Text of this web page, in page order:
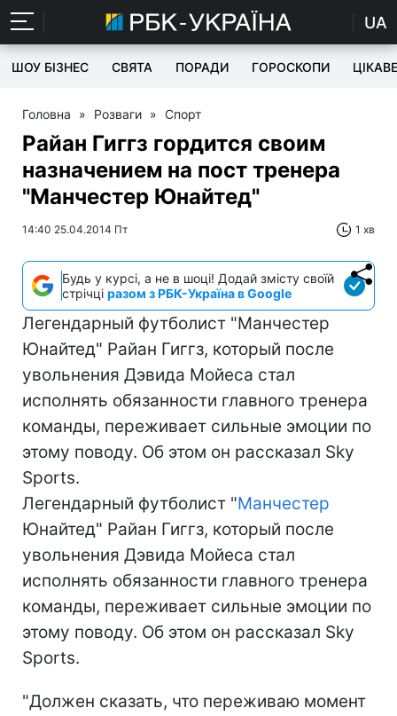
UA
ШОУ БІЗНЕС СВЯТА ПОРАДИ ГОРОСКОПИ ЦІКАВЕ
Головна » Розваги » Спорт
Райан Гиггз гордится своим
назначением на пост тренера
"Манчестер Юнайтед"
14:40 25.04.2014 Пт 1 хв
Будь у курсі, а не в шоці! Додай змісту своїй
стрічці разом з РБК-Україна в Google
Легендарный футболист "Манчестер
Юнайтед" Райан Гиггз, который после
увольнения Дэвида Мойеса стал
исполнять обязанности главного тренера
команды, переживает сильные эмоции по
этому поводу. Об этом он рассказал Sky
Sports.
Легендарный футболист "Манчестер
Юнайтед" Райан Гиггз, который после
увольнения Дэвида Мойеса стал
исполнять обязанности главного тренера
команды, переживает сильные эмоции по
этому поводу. Об этом он рассказал Sky
Sports.
"Должен сказать, что переживаю момент